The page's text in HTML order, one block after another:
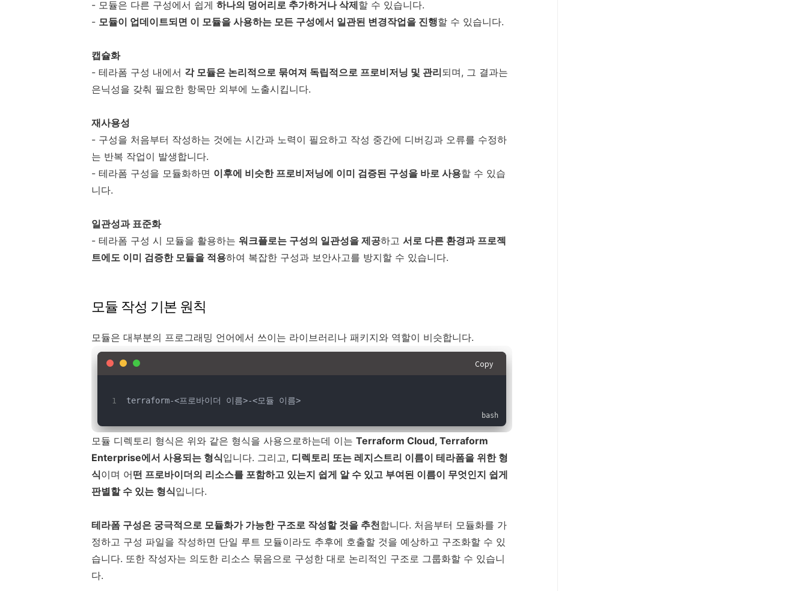
- 모듈은 다른 구성에서 쉽게 하나의 덩어리로 추가하거나 삭제할 수 있습니다.
- 모듈이 업데이트되면 이 모듈을 사용하는 모든 구성에서 일관된 변경작업을 진행할 수 있습니다.
캡슐화
- 테라폼 구성 내에서 각 모듈은 논리적으로 묶여져 독립적으로 프로비저닝 및 관리되며, 그 결과는
은닉성을 갖춰 필요한 항목만 외부에 노출시킵니다.
재사용성
- 구성을 처음부터 작성하는 것에는 시간과 노력이 필요하고 작성 중간에 디버깅과 오류를 수정하
는 반복 작업이 발생합니다.
- 테라폼 구성을 모듈화하면 이후에 비슷한 프로비저닝에 이미 검증된 구성을 바로 사용할 수 있습
니다.
일관성과 표준화
- 테라폼 구성 시 모듈을 활용하는 워크플로는 구성의 일관성을 제공하고 서로 다른 환경과 프로젝
트에도 이미 검증한 모듈을 적용하여 복잡한 구성과 보안사고를 방지할 수 있습니다.
모듈 작성 기본 원칙
모듈은 대부분의 프로그래밍 언어에서 쓰이는 라이브러리나 패키지와 역할이 비슷합니다.
Copy
terraform-<프로바이더 이름>-<모듈 이름>
모듈 디렉토리 형식은 위와 같은 형식을 사용으로하는데 이는 Terraform Cloud, Terraform
Enterprise에서 사용되는 형식입니다. 그리고, 디렉토리 또는 레지스트리 이름이 테라폼을 위한 형
식이며 어떤 프로바이더의 리소스를 포함하고 있는지 쉽게 알 수 있고 부여된 이름이 무엇인지 쉽게
판별할 수 있는 형식입니다.
테라폼 구성은 궁극적으로 모듈화가 가능한 구조로 작성할 것을 추천합니다. 처음부터 모듈화를 가
정하고 구성 파일을 작성하면 단일 루트 모듈이라도 추후에 호출할 것을 예상하고 구조화할 수 있
습니다. 또한 작성자는 의도한 리소스 묶음으로 구성한 대로 논리적인 구조로 그룹화할 수 있습니
다.